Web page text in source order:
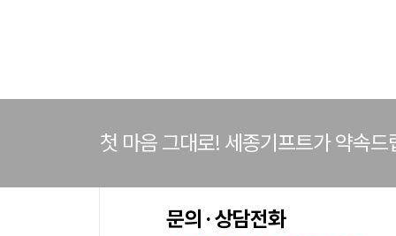
첫 마음 그대로! 세종기프트가 약속드
문의 · 상담전화